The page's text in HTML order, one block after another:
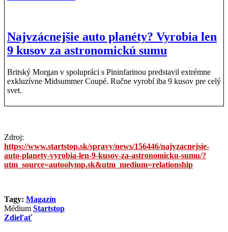
Najvzácnejšie auto planéty? Vyrobia len
9 kusov za astronomickú sumu
Britský Morgan v spolupráci s Pininfarinou predstavil extrémne
exkluzívne Midsummer Coupé. Ručne vyrobí iba 9 kusov pre celý
svet.
Zdroj:
https://www.startstop.sk/spravy/news/156446/najvzacnejsie-
auto-planety-vyrobia-len-9-kusov-za-astronomicku-sumu/?
utm_source=autoolymp.sk&utm_medium=relationship
Tagy: Magazín
Médium Startstop
Zdieľať